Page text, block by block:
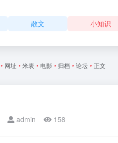
散文 小知识
• 网址 • 米表 • 电影 • 归档 • 论坛 • 正文
admin 158